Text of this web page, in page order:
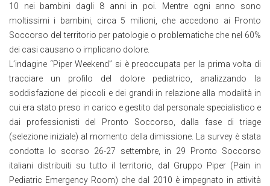
10 nei bambini dagli 8 anni in poi. Mentre ogni anno sono
moltissimi i bambini, circa 5 milioni, che accedono ai Pronto
Soccorso del territorio per patologie o problematiche che nel 60%
dei casi causano o implicano dolore.
L’indagine “Piper Weekend” si è preoccupata per la prima volta di
tracciare un profilo del dolore pediatrico, analizzando la
soddisfazione dei piccoli e dei grandi in relazione alla modalità in
cui era stato preso in carico e gestito dal personale specialistico e
dai professionisti del Pronto Soccorso, dalla fase di triage
(selezione iniziale) al momento della dimissione. La survey è stata
condotta lo scorso 26-27 settembre, in 29 Pronto Soccorso
italiani distribuiti su tutto il territorio, dal Gruppo Piper (Pain in
Pediatric Emergency Room) che dal 2010 è impegnato in attività